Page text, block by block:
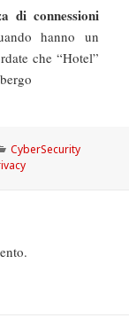
di connessioni
hanno un
che “Hotel”
Categorie
CyberSecurity